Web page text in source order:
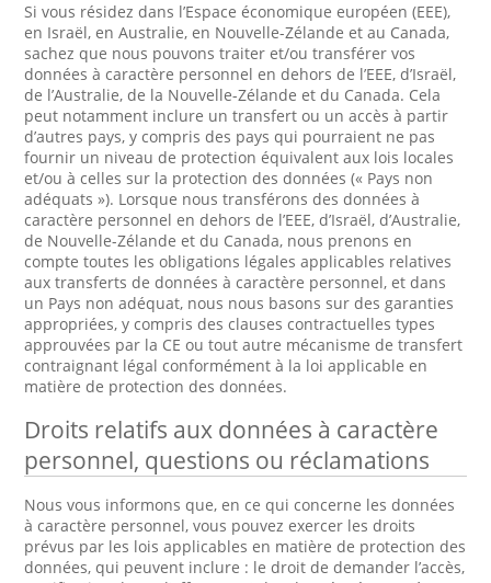
Si vous résidez dans l’Espace économique européen (EEE),
en Israël, en Australie, en Nouvelle-Zélande et au Canada,
sachez que nous pouvons traiter et/ou transférer vos
données à caractère personnel en dehors de l’EEE, d’Israël,
de l’Australie, de la Nouvelle-Zélande et du Canada. Cela
peut notamment inclure un transfert ou un accès à partir
d’autres pays, y compris des pays qui pourraient ne pas
fournir un niveau de protection équivalent aux lois locales
et/ou à celles sur la protection des données (« Pays non
adéquats »). Lorsque nous transférons des données à
caractère personnel en dehors de l’EEE, d’Israël, d’Australie,
de Nouvelle-Zélande et du Canada, nous prenons en
compte toutes les obligations légales applicables relatives
aux transferts de données à caractère personnel, et dans
un Pays non adéquat, nous nous basons sur des garanties
appropriées, y compris des clauses contractuelles types
approuvées par la CE ou tout autre mécanisme de transfert
contraignant légal conformément à la loi applicable en
matière de protection des données.
Droits relatifs aux données à caractère
personnel, questions ou réclamations
Nous vous informons que, en ce qui concerne les données
à caractère personnel, vous pouvez exercer les droits
prévus par les lois applicables en matière de protection des
données, qui peuvent inclure : le droit de demander l’accès,